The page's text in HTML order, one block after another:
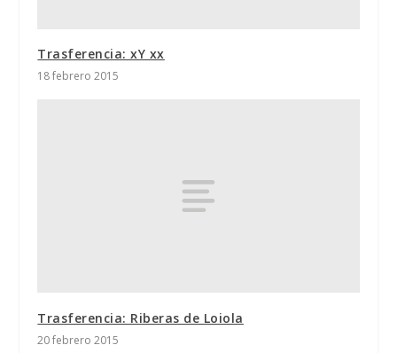
Trasferencia: xY xx
18 febrero 2015
Trasferencia: Riberas de Loiola
20 febrero 2015